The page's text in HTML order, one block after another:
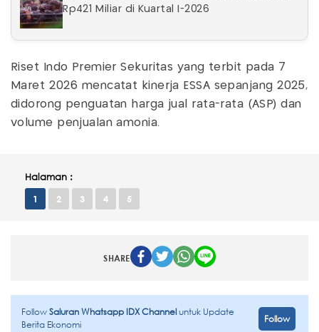
Rp421 Miliar di Kuartal I-2026
Riset Indo Premier Sekuritas yang terbit pada 7
Maret 2026 mencatat kinerja ESSA sepanjang 2025,
didorong penguatan harga jual rata-rata (ASP) dan
volume penjualan amonia.
Halaman :
1 2 3 4 5
SHARE
FollowSaluran Whatsapp IDX Channeluntuk Update
Berita Ekonomi
Follow